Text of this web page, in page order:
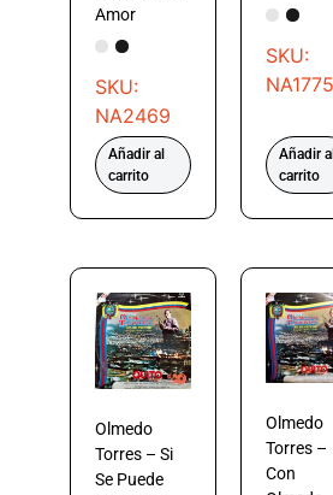
Amor
SKU:
NA2469
Añadir al
carrito
SKU:
NA1775
Añadir
carrito
Olmedo
Torres – Si
Se Puede
Olmedo
Torres –
Con